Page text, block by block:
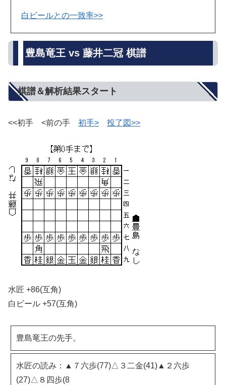
白ビールとの一致率>>
豊島竜王 vs 藤井二冠 棋譜
棋譜＆解析結果スタート
<<初手 <前の手 初手> 投了図>>
水匠 +86(互角)
白ビール +57(互角)
豊島竜王の先手。
水匠の読み：▲７六歩(77)△３二金(41)▲２六歩
(27)△８四歩(8